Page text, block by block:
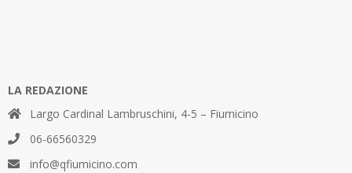
LA REDAZIONE
Largo Cardinal Lambruschini, 4-5 – Fiumicino
06-66560329
info@qfiumicino.com